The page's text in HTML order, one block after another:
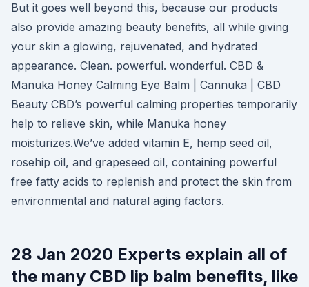
But it goes well beyond this, because our products
also provide amazing beauty benefits, all while giving
your skin a glowing, rejuvenated, and hydrated
appearance. Clean. powerful. wonderful. CBD &
Manuka Honey Calming Eye Balm | Cannuka | CBD
Beauty CBD’s powerful calming properties temporarily
help to relieve skin, while Manuka honey
moisturizes.We’ve added vitamin E, hemp seed oil,
rosehip oil, and grapeseed oil, containing powerful
free fatty acids to replenish and protect the skin from
environmental and natural aging factors.
28 Jan 2020 Experts explain all of
the many CBD lip balm benefits, like